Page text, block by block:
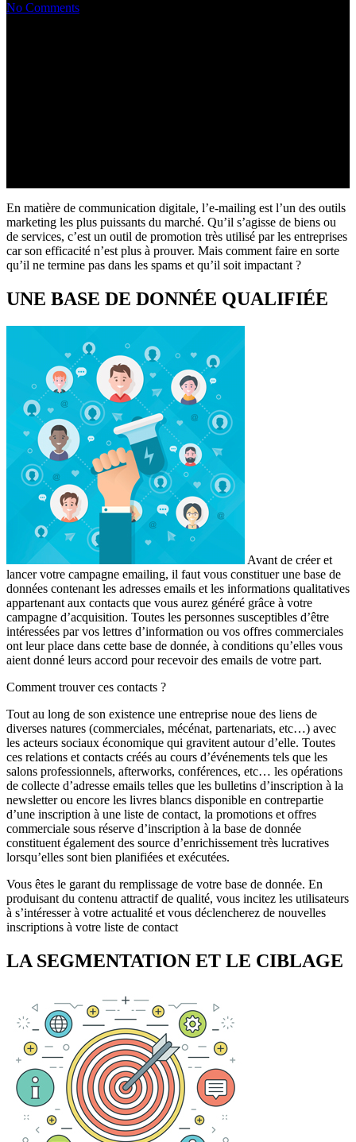
No Comments
En matière de communication digitale, l’e-mailing est l’un des outils
marketing les plus puissants du marché. Qu’il s’agisse de biens ou
de services, c’est un outil de promotion très utilisé par les entreprises
car son efficacité n’est plus à prouver. Mais comment faire en sorte
qu’il ne termine pas dans les spams et qu’il soit impactant ?
UNE BASE DE DONNÉE QUALIFIÉE
Avant de créer et
lancer votre campagne emailing, il faut vous constituer une base de
données contenant les adresses emails et les informations qualitatives
appartenant aux contacts que vous aurez généré grâce à votre
campagne d’acquisition. Toutes les personnes susceptibles d’être
intéressées par vos lettres d’information ou vos offres commerciales
ont leur place dans cette base de donnée, à conditions qu’elles vous
aient donné leurs accord pour recevoir des emails de votre part.
Comment trouver ces contacts ?
Tout au long de son existence une entreprise noue des liens de
diverses natures (commerciales, mécénat, partenariats, etc…) avec
les acteurs sociaux économique qui gravitent autour d’elle. Toutes
ces relations et contacts créés au cours d’événements tels que les
salons professionnels, afterworks, conférences, etc… les opérations
de collecte d’adresse emails telles que les bulletins d’inscription à la
newsletter ou encore les livres blancs disponible en contrepartie
d’une inscription à une liste de contact, la promotions et offres
commerciale sous réserve d’inscription à la base de donnée
constituent également des source d’enrichissement très lucratives
lorsqu’elles sont bien planifiées et exécutées.
Vous êtes le garant du remplissage de votre base de donnée. En
produisant du contenu attractif de qualité, vous incitez les utilisateurs
à s’intéresser à votre actualité et vous déclencherez de nouvelles
inscriptions à votre liste de contact
LA SEGMENTATION ET LE CIBLAGE